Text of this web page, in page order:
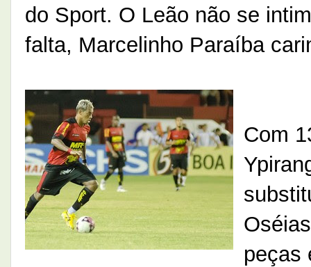
do Sport. O Leão não se
falta, Marcelinho Paraíba
Com
peças